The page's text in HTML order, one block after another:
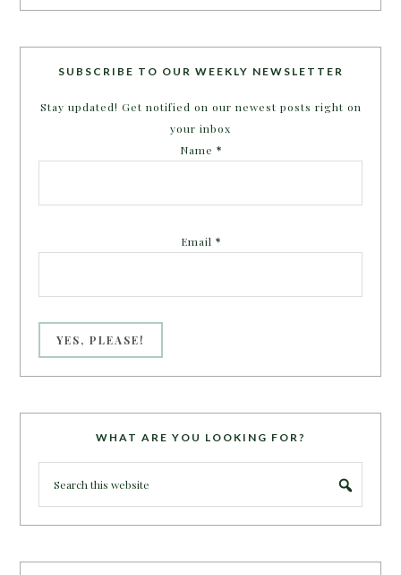
SUBSCRIBE TO OUR WEEKLY NEWSLETTER
Stay updated! Get notified on our newest posts right on
your inbox
Name *
Email *
WHAT ARE YOU LOOKING FOR?